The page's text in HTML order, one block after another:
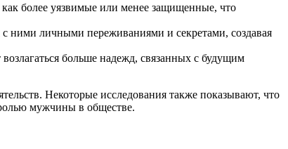
более уязвимые или менее защищенные, что
ними личными переживаниями и секретами, создавая
больше надежд, связанных с будущим
Некоторые исследования также показывают, что
мужчины в обществе.